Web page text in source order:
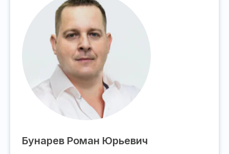
Бунарев Роман Юрьевич